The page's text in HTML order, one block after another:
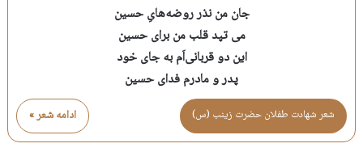
جان من نذر روضه‌هایِ حسین
می تپد قلب من برای حسین
این دو قربانی‌اَم به جای خود
پدر و مادرم فدای حسین
ادامه شعر » شعر شهادت طفلان حضرت زينب (س)